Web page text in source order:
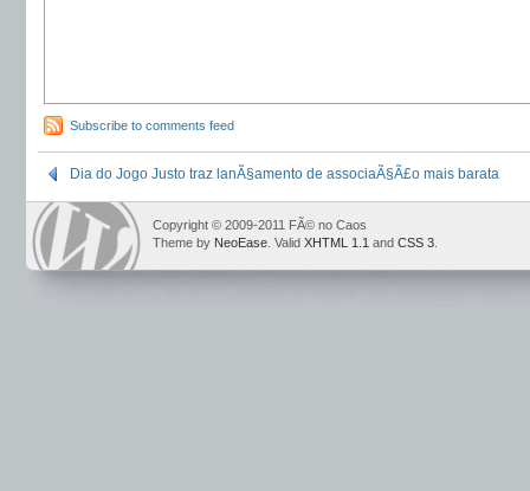
Subscribe to comments feed
Dia do Jogo Justo traz lanÃ§amento de associaÃ§Ã£o mais barata
Copyright © 2009-2011 FÃ© no Caos
Theme by NeoEase . Valid XHTML 1.1 and CSS 3